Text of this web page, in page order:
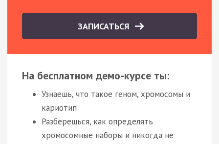
ЗАПИСАТЬСЯ
На бесплатном демо-курсе ты:
Узнаешь, что такое геном, хромосомы и
кариотип
Разберешься, как определять
хромосомные наборы и никогда не